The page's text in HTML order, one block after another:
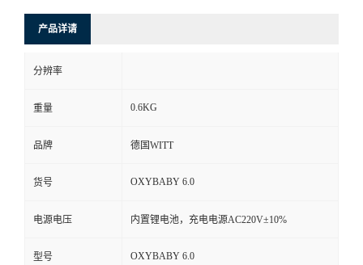
系
产品详请
分辨率
重量 0.6KG
品牌 德国WITT
货号 OXYBABY 6.0
电源电压 内置锂电池，充电电源AC220V±10%
型号 OXYBABY 6.0